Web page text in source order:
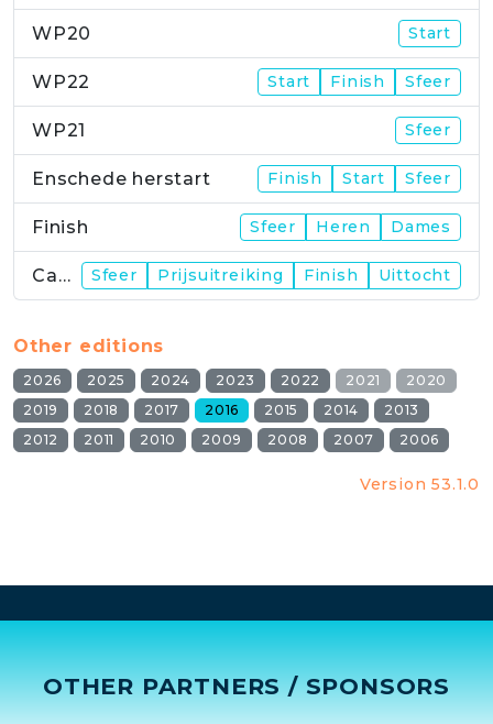
WP20 Start
WP22 Start Finish Sfeer
WP21 Sfeer
Enschede herstart Finish Start Sfeer
Finish Sfeer Heren Dames
Campus Sfeer Prijsuitreiking Finish Uittocht
Other editions
2026 2025 2024 2023 2022 2021
2020
2019
2018 2017 2016 2015 2014
2013
2012
2011 2010 2009 2008 2007 2006
Version 53.1.0
OTHER PARTNERS / SPONSORS